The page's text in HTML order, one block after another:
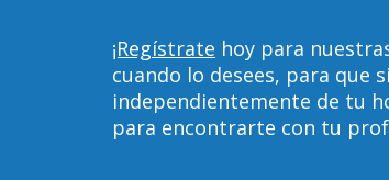
¡Regístrate hoy para
cuando lo desees, para
independientemente de tu
para encontrarte con tu